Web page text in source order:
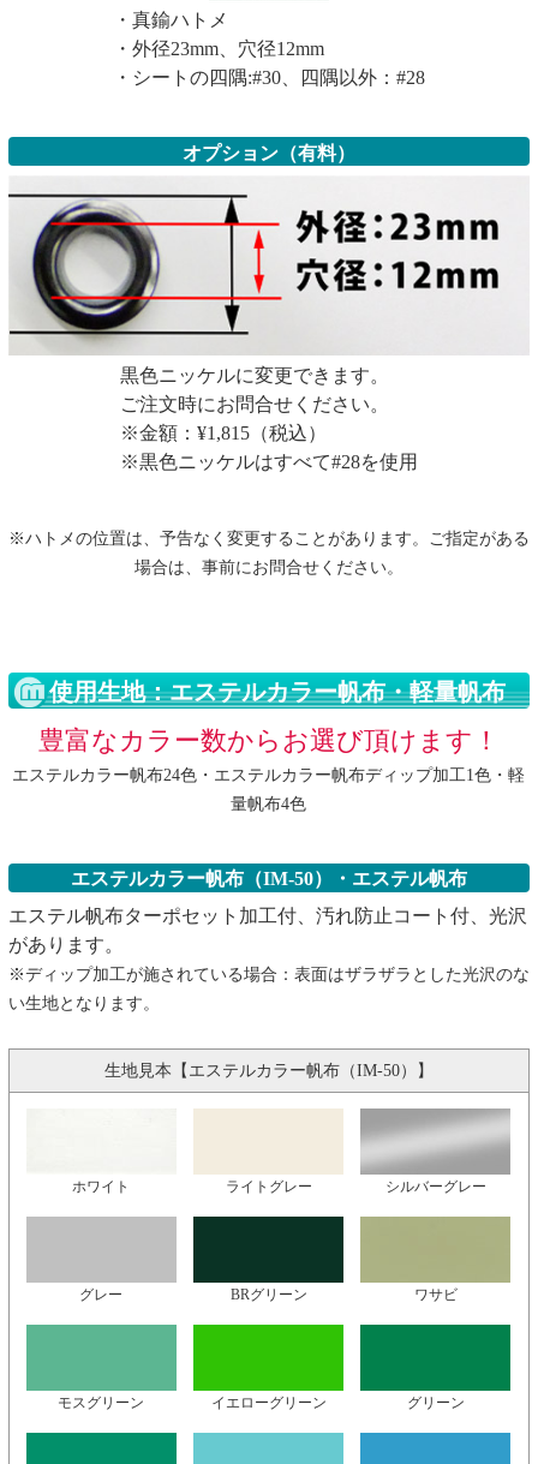
・真鍮ハトメ
・外径23mm、穴径12mm
・シートの四隅:#30、四隅以外：#28
オプション（有料）
黒色ニッケルに変更できます。
ご注文時にお問合せください。
※金額：¥1,815（税込）
※黒色ニッケルはすべて#28を使用
※ハトメの位置は、予告なく変更することがあります。ご指定がある
場合は、事前にお問合せください。
使用生地：エステルカラー帆布・軽量帆布
豊富なカラー数からお選び頂けます！
エステルカラー帆布24色・エステルカラー帆布ディップ加工1色・軽
量帆布4色
エステルカラー帆布（IM-50）・エステル帆布
エステル帆布ターポセット加工付、汚れ防止コート付、光沢
があります。
※ディップ加工が施されている場合：表面はザラザラとした光沢のな
い生地となります。
生地見本【エステルカラー帆布（IM-50）】
ホワイト ライトグレー シルバーグレー
グレー BRグリーン ワサビ
モスグリーン イエローグリーン グリーン